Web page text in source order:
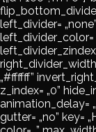
left_divider= „none”
left_divider_color=
right_divider_width=
„#ffffff”
z_index= „0”
animation_delay=
gutter= „no” key=